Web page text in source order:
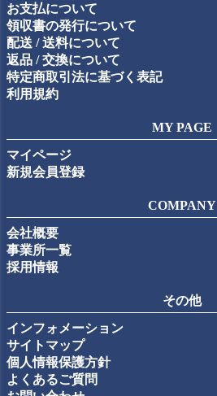
お支払について
領収書の発行について
配送 / 送料について
返品 / 交換について
特定商取引法に基づく表記
利用規約
MY PAGE
マイページ
新規会員登録
COMPANY
会社概要
事業所一覧
採用情報
その他
インフォメーション
サイトマップ
個人情報保護方針
よくあるご質問